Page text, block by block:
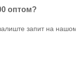
оптом?
запит на